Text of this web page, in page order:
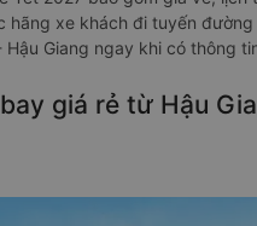
hãng xe khách đi tuyến đường
Hậu Giang ngay khi có thông
giá rẻ từ Hậu